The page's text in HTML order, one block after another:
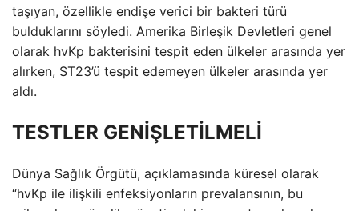
taşıyan, özellikle endişe verici bir bakteri türü
bulduklarını söyledi. Amerika Birleşik Devletleri genel
olarak hvKp bakterisini tespit eden ülkeler arasında yer
alırken, ST23’ü tespit edemeyen ülkeler arasında yer
aldı.
TESTLER GENİŞLETİLMELİ
Dünya Sağlık Örgütü, açıklamasında küresel olarak
“hvKp ile ilişkili enfeksiyonların prevalansının, bu